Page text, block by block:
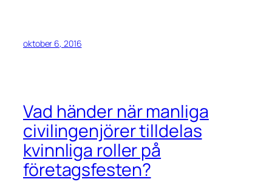
oktober 6, 2016
Vad händer när manliga
civilingenjörer tilldelas
kvinnliga roller på
företagsfesten?